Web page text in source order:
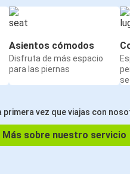
Asientos cómodos
Disfruta de más espacio
para las piernas
primera vez que viajas con
Más sobre nuestro servicio